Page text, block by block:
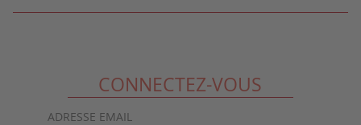
CONNECTEZ-VOUS
ADRESSE EMAIL